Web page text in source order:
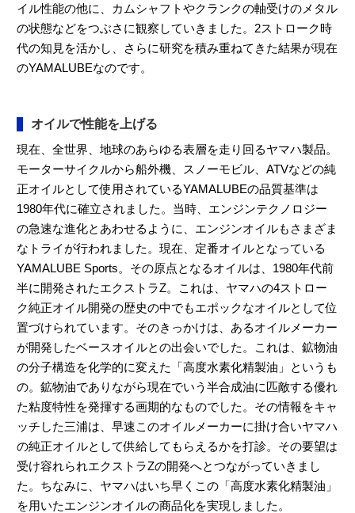
イル性能の他に、カムシャフトやクランクの軸受けのメタル
の状態などをつぶさに観察していきました。2ストローク時
代の知見を活かし、さらに研究を積み重ねてきた結果が現在
のYAMALUBEなのです。
オイルで性能を上げる
現在、全世界、地球のあらゆる表層を走り回るヤマハ製品。
モーターサイクルから船外機、スノーモビル、ATVなどの純
正オイルとして使用されているYAMALUBEの品質基準は
1980年代に確立されました。当時、エンジンテクノロジー
の急速な進化とあわせるように、エンジンオイルもさまざま
なトライが行われました。現在、定番オイルとなっている
YAMALUBE Sports。その原点となるオイルは、1980年代前
半に開発されたエクストラZ。これは、ヤマハの4ストロー
ク純正オイル開発の歴史の中でもエポックなオイルとして位
置づけられています。そのきっかけは、あるオイルメーカー
が開発したベースオイルとの出会いでした。これは、鉱物油
の分子構造を化学的に変えた「高度水素化精製油」というも
の。鉱物油でありながら現在でいう半合成油に匹敵する優れ
た粘度特性を発揮する画期的なものでした。その情報をキャ
ッチした三浦は、早速このオイルメーカーに掛け合いヤマハ
の純正オイルとして供給してもらえるかを打診。その要望は
受け容れられエクストラZの開発へとつながっていきまし
た。ちなみに、ヤマハはいち早くこの「高度水素化精製油」
を用いたエンジンオイルの商品化を実現しました。